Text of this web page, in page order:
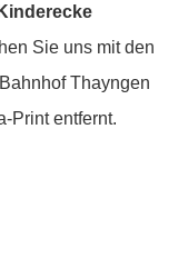
Kinderecke
Sie uns mit den
Thayngen
Print entfernt.